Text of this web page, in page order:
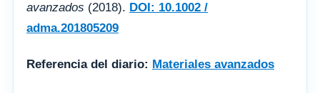
avanzados (2018). DOI: 10.1002 /
adma.201805209
Referencia del diario: Materiales avanzados